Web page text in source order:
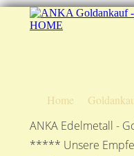
Home
ANKA Edelmetall -
***** Unsere